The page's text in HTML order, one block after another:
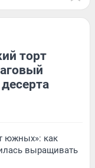
торт
южных»: как
выращивать